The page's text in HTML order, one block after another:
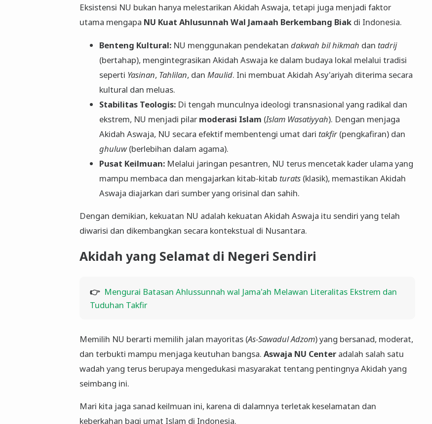
​Eksistensi NU bukan hanya melestarikan Akidah Aswaja, tetapi juga menjadi faktor
utama mengapa NU Kuat Ahlusunnah Wal Jamaah Berkembang Biak di Indonesia.
Benteng Kultural: NU menggunakan pendekatan dakwah bil hikmah dan tadrij
(bertahap), mengintegrasikan Akidah Aswaja ke dalam budaya lokal melalui tradisi
seperti Yasinan, Tahlilan, dan Maulid. Ini membuat Akidah Asy'ariyah diterima secara
kultural dan meluas.
Stabilitas Teologis: Di tengah munculnya ideologi transnasional yang radikal dan
ekstrem, NU menjadi pilarmoderasi Islam (Islam Wasatiyyah). Dengan menjaga
Akidah Aswaja, NU secara efektif membentengi umat dari takfir (pengkafiran) dan
ghuluw(berlebihan dalam agama).
Pusat Keilmuan: Melalui jaringan pesantren, NU terus mencetak kader ulama yang
mampu membaca dan mengajarkan kitab-kitab turats (klasik), memastikan Akidah
Aswaja diajarkan dari sumber yang orisinal dan sahih.
​Dengan demikian, kekuatan NU adalah kekuatan Akidah Aswaja itu sendiri yang telah
diwarisi dan dikembangkan secara kontekstual di Nusantara.
Akidah yang Selamat di Negeri Sendiri
👉 Mengurai Batasan Ahlussunnah wal Jama'ah Melawan Literalitas Ekstrem dan
Tuduhan Takfir
​Memilih NU berarti memilih jalan mayoritas (As-Sawadul Adzom) yang bersanad, moderat,
dan terbukti mampu menjaga keutuhan bangsa. Aswaja NU Center adalah salah satu
wadah yang terus berupaya mengedukasi masyarakat tentang pentingnya Akidah yang
seimbang ini.
​Mari kita jaga sanad keilmuan ini, karena di dalamnya terletak keselamatan dan
keberkahan bagi umat Islam di Indonesia.